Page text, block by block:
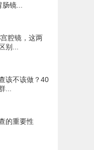
镜...
腔镜，这两
别...
该不该做？40
...
的重要性